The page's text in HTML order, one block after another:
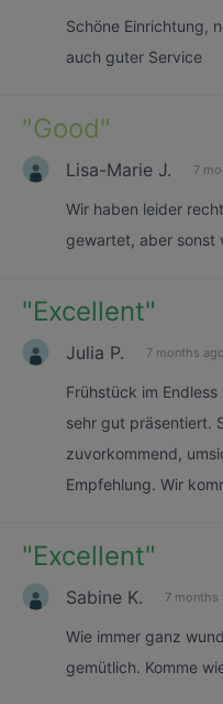
Schöne Einrichtung,
auch guter Service
"Good"
Lisa-Marie J. 7
Wir haben leider
gewartet, aber sonst
"Excellent"
Julia P. 7 months ago
Frühstück im
sehr gut präsentiert.
zuvorkommend,
Empfehlung. Wir
"Excellent"
Sabine K. 7 months
Wie immer ganz
gemütlich. Komme